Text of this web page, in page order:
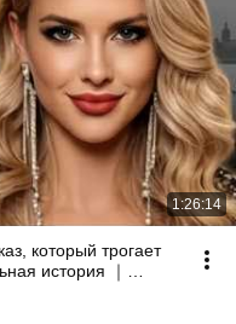
1:26:14
который трогает
история ｜